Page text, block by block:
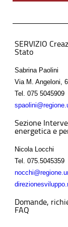
SERVIZIO
Stato
Sabrina Paolini
Via M. Angeloni,
Tel. 075 5045909
Sezione
energetica e
Nicola Locchi
Tel. 075.5045359
Domande,
FAQ